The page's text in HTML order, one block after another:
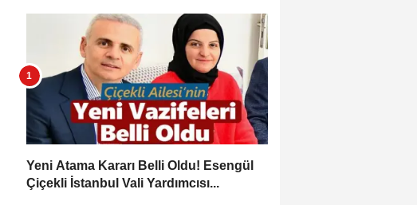
Yeni Atama Kararı Belli Oldu! Esengül
Çiçekli İstanbul Vali Yardımcısı...